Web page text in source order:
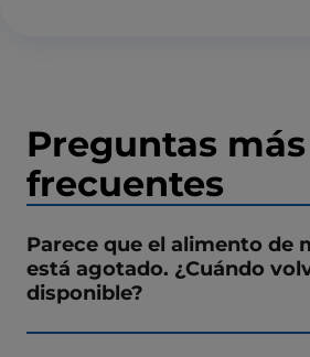
Preguntas más
frecuentes
Parece que el alimento de
está agotado. ¿Cuándo
disponible?